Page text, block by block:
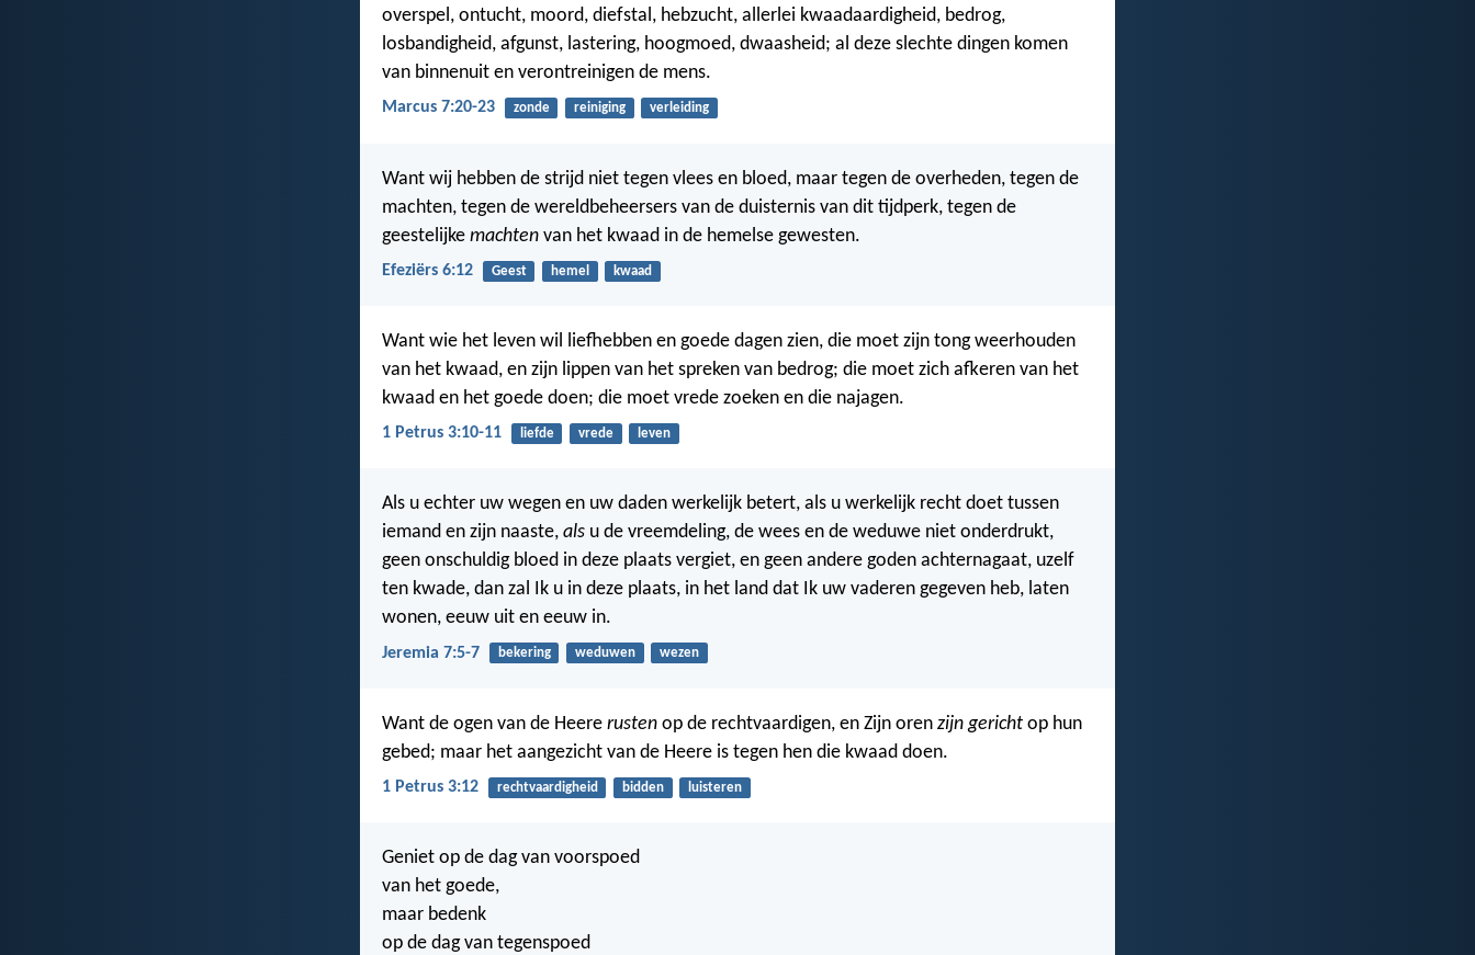
overspel, ontucht, moord, diefstal, hebzucht, allerlei kwaadaardigheid, bedrog,
losbandigheid, afgunst, lastering, hoogmoed, dwaasheid; al deze slechte dingen komen
van binnenuit en verontreinigen de mens.
Marcus 7:20-23 zonde reiniging verleiding
Want wij hebben de strijd niet tegen vlees en bloed, maar tegen de overheden, tegen de
machten, tegen de wereldbeheersers van de duisternis van dit tijdperk, tegen de
geestelijke machten van het kwaad in de hemelse gewesten.
Efeziërs 6:12 Geest hemel kwaad
Want wie het leven wil liefhebben en goede dagen zien, die moet zijn tong weerhouden
van het kwaad, en zijn lippen van het spreken van bedrog; die moet zich afkeren van het
kwaad en het goede doen; die moet vrede zoeken en die najagen.
1 Petrus 3:10-11 liefde vrede leven
Als u echter uw wegen en uw daden werkelijk betert, als u werkelijk recht doet tussen
iemand en zijn naaste, als u de vreemdeling, de wees en de weduwe niet onderdrukt,
geen onschuldig bloed in deze plaats vergiet, en geen andere goden achternagaat, uzelf
ten kwade, dan zal Ik u in deze plaats, in het land dat Ik uw vaderen gegeven heb, laten
wonen, eeuw uit en eeuw in.
Jeremia 7:5-7 bekering weduwen wezen
Want de ogen van de Heere rusten op de rechtvaardigen, en Zijn oren zijn gericht op hun
gebed; maar het aangezicht van de Heere is tegen hen die kwaad doen.
1 Petrus 3:12 rechtvaardigheid bidden luisteren
Geniet op de dag van voorspoed
van het goede,
maar bedenk
op de dag van tegenspoed